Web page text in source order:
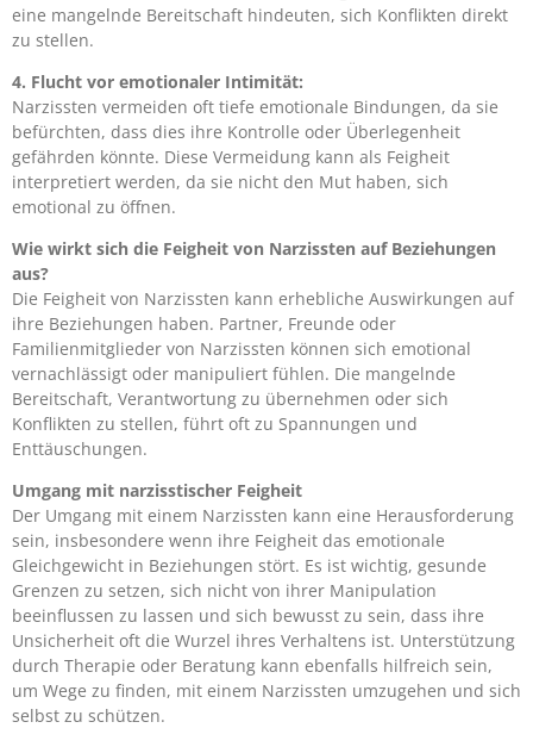
eine mangelnde Bereitschaft hindeuten, sich Konflikten direkt
zu stellen.
4. Flucht vor emotionaler Intimität:
Narzissten vermeiden oft tiefe emotionale Bindungen, da sie
befürchten, dass dies ihre Kontrolle oder Überlegenheit
gefährden könnte. Diese Vermeidung kann als Feigheit
interpretiert werden, da sie nicht den Mut haben, sich
emotional zu öffnen.
Wie wirkt sich die Feigheit von Narzissten auf Beziehungen
aus?
Die Feigheit von Narzissten kann erhebliche Auswirkungen auf
ihre Beziehungen haben. Partner, Freunde oder
Familienmitglieder von Narzissten können sich emotional
vernachlässigt oder manipuliert fühlen. Die mangelnde
Bereitschaft, Verantwortung zu übernehmen oder sich
Konflikten zu stellen, führt oft zu Spannungen und
Enttäuschungen.
Umgang mit narzisstischer Feigheit
Der Umgang mit einem Narzissten kann eine Herausforderung
sein, insbesondere wenn ihre Feigheit das emotionale
Gleichgewicht in Beziehungen stört. Es ist wichtig, gesunde
Grenzen zu setzen, sich nicht von ihrer Manipulation
beeinflussen zu lassen und sich bewusst zu sein, dass ihre
Unsicherheit oft die Wurzel ihres Verhaltens ist. Unterstützung
durch Therapie oder Beratung kann ebenfalls hilfreich sein,
um Wege zu finden, mit einem Narzissten umzugehen und sich
selbst zu schützen.